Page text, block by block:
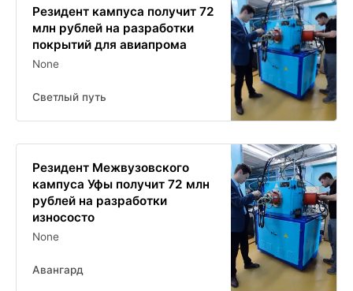
Резидент кампуса получит 72
млн рублей на разработки
покрытий для авиапрома
None
Светлый путь
Резидент Межвузовского
кампуса Уфы получит 72 млн
рублей на разработки
износосто
None
Авангард